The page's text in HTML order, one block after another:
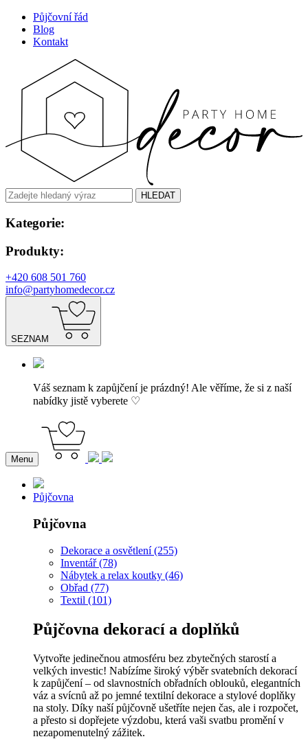
Půjčovní řád
Blog
Kontakt
HLEDAT
Kategorie:
Produkty:
+420 608 501 760
info@partyhomedecor.cz
SEZNAM
Váš seznam k zapůjčení je prázdný! Ale věříme, že si z naší
nabídky jistě vyberete ♡
Menu
Půjčovna
Půjčovna
Dekorace a osvětlení (255)
Inventář (78)
Nábytek a relax koutky (46)
Obřad (77)
Textil (101)
Půjčovna dekorací a doplňků
Vytvořte jedinečnou atmosféru bez zbytečných starostí a
velkých investic! Nabízíme široký výběr svatebních dekorací
k zapůjčení – od slavnostních obřadních oblouků, elegantních
váz a svícnů až po jemné textilní dekorace a stylové doplňky
na stoly. Díky naší půjčovně ušetříte nejen čas, ale i rozpočet,
a přesto si dopřejete výzdobu, která vaši svatbu promění v
nezapomenutelný zážitek.